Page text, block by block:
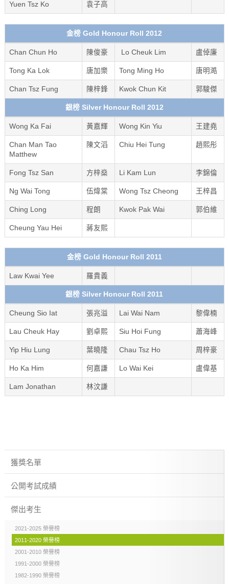
Yuen Tsz Ko 袁子高
金榜 Gold Honour Roll 2012
Chan Chun Ho 陳俊豪 Lo Cheuk Lim 盧倬廉
Tong Ka Lok 唐加樂 Tong Ming Ho 唐明澔
Chan Tsz Fung 陳梓鋒 Kwok Chun Kit 郭駿傑
銀榜 Silver Honour Roll 2012
Wong Ka Fai 黃嘉輝 Wong Kin Yiu 王建堯
Chan Man Tao
Matthew
陳文滔 Chiu Hei Tung 趙熙彤
Fong Tsz San 方梓燊 Li Kam Lun 李錦倫
Ng Wai Tong 伍煒棠 Wong Tsz Cheong 王梓昌
Ching Long 程朗 Kwok Pak Wai 郭伯維
Cheung Yau Hei 蔣友熙
金榜 Gold Honour Roll 2011
Law Kwai Yee 羅貴義
銀榜 Silver Honour Roll 2011
Cheung Sio Iat 張兆溢 Lai Wai Nam 黎偉楠
Lau Cheuk Hay 劉卓熙 Siu Hoi Fung 蕭海峰
Yip Hiu Lung 葉曉隆 Chau Tsz Ho 周梓豪
Ho Ka Him 何嘉謙 Lo Wai Kei 盧偉基
Lam Jonathan 林汶謙
獲獎名單
公開考試成績
傑出考生
2021-2025 榮譽榜
2011-2020 榮譽榜
2001-2010 榮譽榜
1991-2000 榮譽榜
1982-1990 榮譽榜